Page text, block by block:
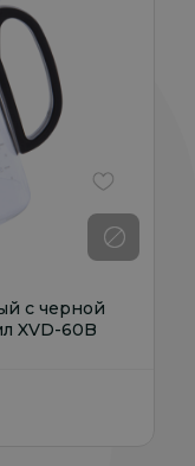
с черной
XVD-60B
В